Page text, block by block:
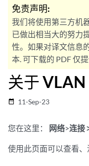
免责声明:
我们将使用第三方机
已做出相当大的努力
性。如果对译文信息
本. 可下载的 PDF 仅
关于 VLAN
date_range 11-Sep-23
您在这里： 网络>连接
使用此页面可以查看、